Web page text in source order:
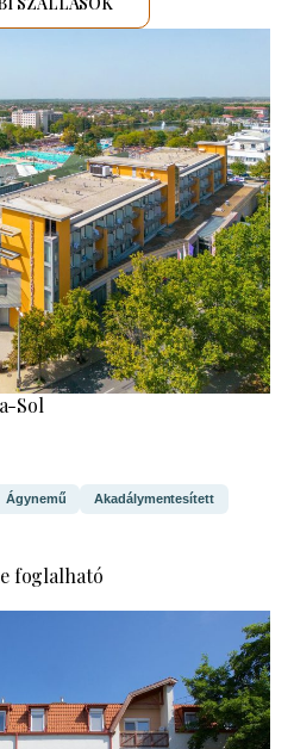
Sol
Ágynemű Akadálymentesített
foglalható